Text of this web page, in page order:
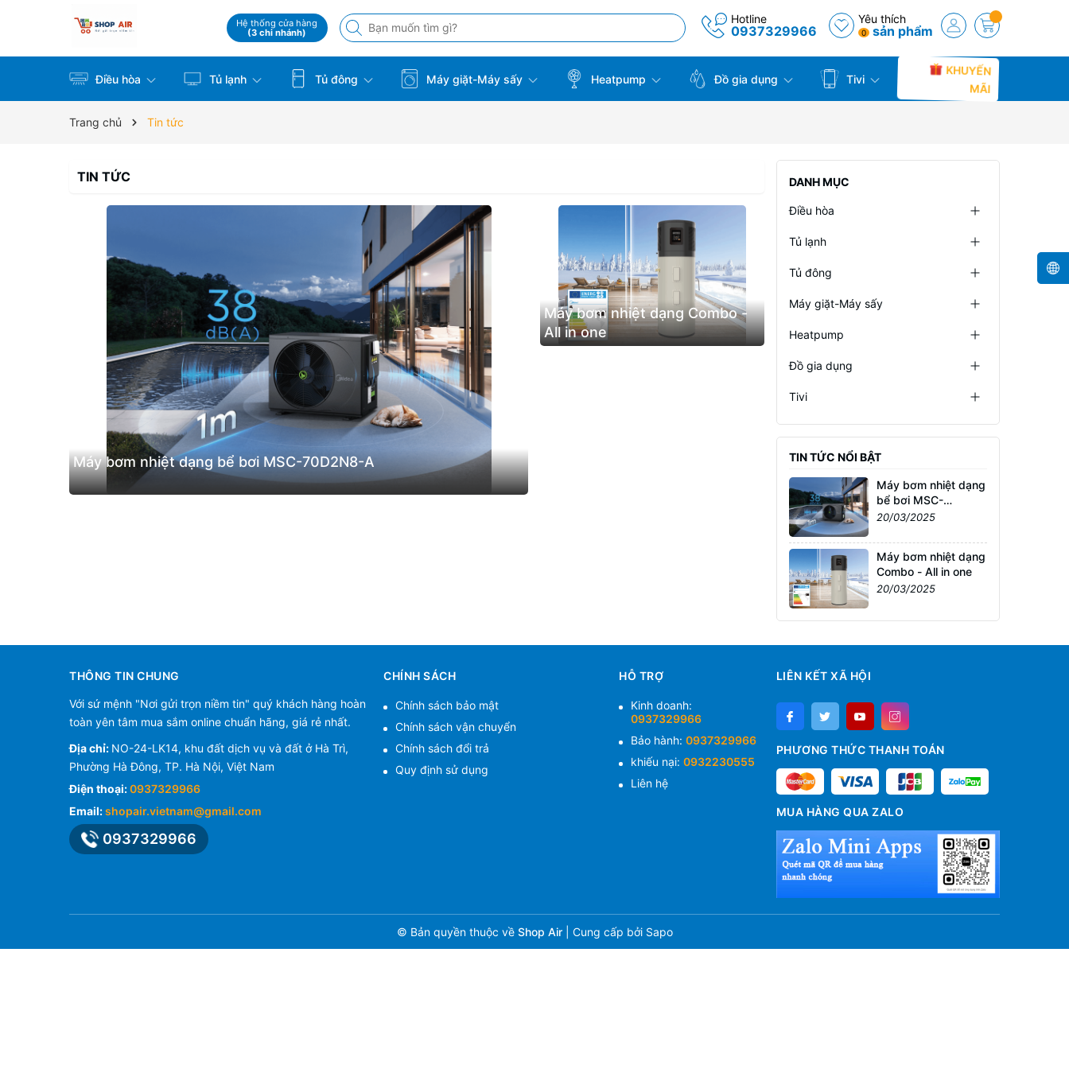
Hệ thống cửa hàng
(3 chi nhánh)
Hotline
0937329966
Yêu thích
0 sản phẩm
Điều hòa Tủ lạnh Tủ đông Máy giặt-Máy sấy Heatpump Đồ gia dụng Tivi
KHUYẾN
MÃI
Trang chủ Tin tức
TIN TỨC
Máy bơm nhiệt dạng bể bơi MSC-70D2N8-A
Máy bơm nhiệt dạng Combo -
All in one
DANH MỤC
Điều hòa
Tủ lạnh
Tủ đông
Máy giặt-Máy sấy
Heatpump
Đồ gia dụng
Tivi
TIN TỨC NỔI BẬT
Máy bơm nhiệt dạng
bể bơi MSC-
70D2N8-A
20/03/2025
Máy bơm nhiệt dạng
Combo - All in one
20/03/2025
THÔNG TIN CHUNG
Với sứ mệnh "Nơi gửi trọn niềm tin" quý khách hàng hoàn
toàn yên tâm mua sắm online chuẩn hãng, giá rẻ nhất.
Địa chỉ: NO-24-LK14, khu đất dịch vụ và đất ở Hà Trì,
Phường Hà Đông, TP. Hà Nội, Việt Nam
Điện thoại:0937329966
Email:shopair.vietnam@gmail.com
0937329966
CHÍNH SÁCH
Chính sách bảo mật
Chính sách vận chuyển
Chính sách đổi trả
Quy định sử dụng
HỖ TRỢ
Kinh doanh:
0937329966
Bảo hành:0937329966
khiếu nại:0932230555
Liên hệ
LIÊN KẾT XÃ HỘI
PHƯƠNG THỨC THANH TOÁN
MUA HÀNG QUA ZALO
© Bản quyền thuộc về Shop Air Cung cấp bởi Sapo